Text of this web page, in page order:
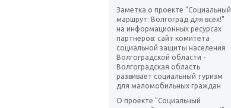
Заметка о проекте "Социальный
маршрут: Волгоград для всех!"
на информационных ресурсах
партнеров: сайт комитета
социальной защиты населения
Волгоградской области -
Волгоградская область
развивает социальный туризм
для маломобильных граждан
О проекте "Социальный